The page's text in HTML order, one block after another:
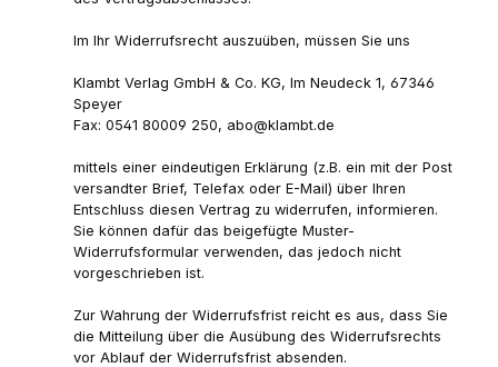
Im Ihr Widerrufsrecht auszuüben, müssen Sie uns
Klambt Verlag GmbH & Co. KG, Im Neudeck 1, 67346
Speyer
Fax: 0541 80009 250, abo@klambt.de
mittels einer eindeutigen Erklärung (z.B. ein mit der Post
versandter Brief, Telefax oder E-Mail) über Ihren
Entschluss diesen Vertrag zu widerrufen, informieren.
Sie können dafür das beigefügte Muster-
Widerrufsformular verwenden, das jedoch nicht
vorgeschrieben ist.
Zur Wahrung der Widerrufsfrist reicht es aus, dass Sie
die Mitteilung über die Ausübung des Widerrufsrechts
vor Ablauf der Widerrufsfrist absenden.